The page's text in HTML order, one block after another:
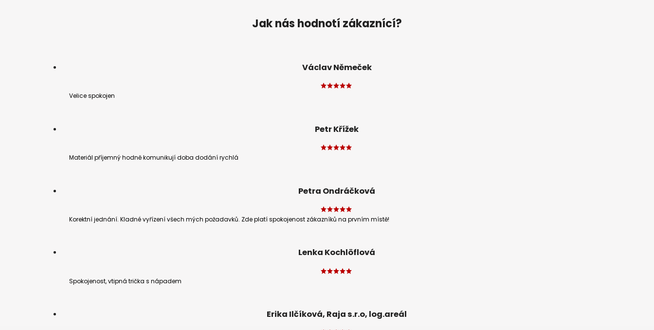
Jak nás hodnotí zákaznící?
Václav Němeček
Velice spokojen
Petr Křížek
Materiál příjemný hodně komunikují doba dodání rychlá
Petra Ondráčková
Korektní jednání. Kladné vyřízení všech mých požadavků. Zde platí spokojenost zákazníků na prvním místě!
Lenka Kochlöflová
Spokojenost, vtipná trička s nápadem
Erika Ilčíková, Raja s.r.o, log.areál